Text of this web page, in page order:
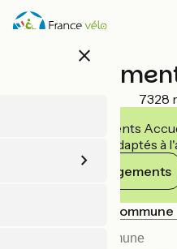
Aller
au
close
7328
Les établissements
engagements adaptés à
Voir les engagements
Rechercher par commune